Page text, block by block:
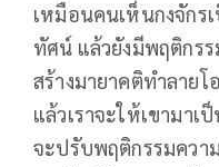
เหมือนคนเห็นกงจักร
ทัศน์ แล้วยังมีพฤติกร
สร้างมายาคติทำลาย
แล้วเราจะให้เขามา
จะปรับพฤติกรรมควา